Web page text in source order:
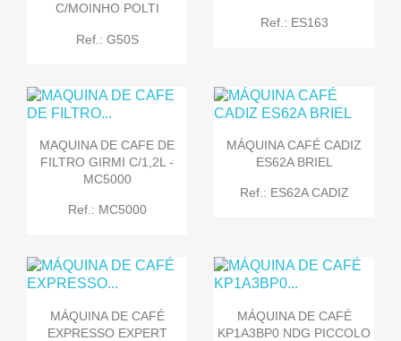
C/MOINHO POLTI
Ref.: G50S
Ref.: ES163
MAQUINA DE CAFE DE
FILTRO GIRMI C/1,2L -
MC5000
Ref.: MC5000
MÁQUINA CAFÉ CADIZ
ES62A BRIEL
Ref.: ES62A CADIZ
MÁQUINA DE CAFÉ
EXPRESSO EXPERT
MÁQUINA DE CAFÉ
KP1A3BP0 NDG PICCOLO